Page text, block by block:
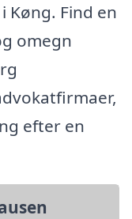
Køng. Find en
omegn
efter en